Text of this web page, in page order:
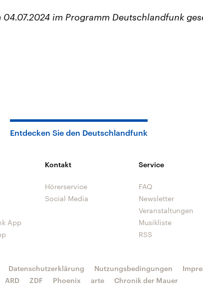
im Programm Deutschlandfunk
Entdecken Sie den Deutschlandfunk
App
Kontakt
Hörerservice
Social Media
Service
FAQ
Newsletter
Veranstaltungen
Musikliste
RSS
Datenschutzerklärung Nutzungsbedingungen
ARD ZDF Phoenix arte Chronik der Mauer